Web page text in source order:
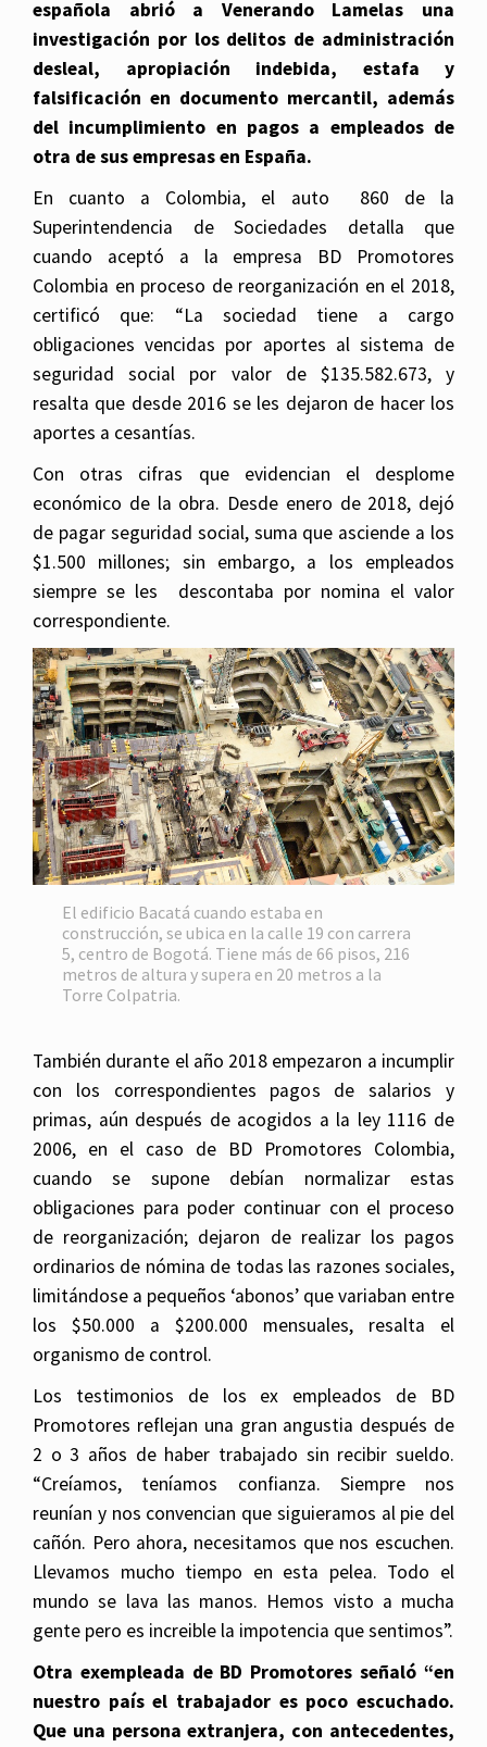
española abrió a Venerando Lamelas una
investigación por los delitos de administración
desleal, apropiación indebida, estafa y
falsificación en documento mercantil, además
del incumplimiento en pagos a empleados de
otra de sus empresas en España.
En cuanto a Colombia, el auto 860 de la
Superintendencia de Sociedades detalla que
cuando aceptó a la empresa BD Promotores
Colombia en proceso de reorganización en el 2018,
certificó que: “La sociedad tiene a cargo
obligaciones vencidas por aportes al sistema de
seguridad social por valor de $135.582.673, y
resalta que desde 2016 se les dejaron de hacer los
aportes a cesantías.
Con otras cifras que evidencian el desplome
económico de la obra. Desde enero de 2018, dejó
de pagar seguridad social, suma que asciende a los
$1.500 millones; sin embargo, a los empleados
siempre se les descontaba por nomina el valor
correspondiente.
El edificio Bacatá cuando estaba en
construcción, se ubica en la calle 19 con carrera
5, centro de Bogotá. Tiene más de 66 pisos, 216
metros de altura y supera en 20 metros a la
Torre Colpatria.
También durante el año 2018 empezaron a incumplir
con los correspondientes pagos de salarios y
primas, aún después de acogidos a la ley 1116 de
2006, en el caso de BD Promotores Colombia,
cuando se supone debían normalizar estas
obligaciones para poder continuar con el proceso
de reorganización; dejaron de realizar los pagos
ordinarios de nómina de todas las razones sociales,
limitándose a pequeños ‘abonos’ que variaban entre
los $50.000 a $200.000 mensuales, resalta el
organismo de control.
Los testimonios de los ex empleados de BD
Promotores reflejan una gran angustia después de
2 o 3 años de haber trabajado sin recibir sueldo.
“Creíamos, teníamos confianza. Siempre nos
reunían y nos convencian que siguieramos al pie del
cañón. Pero ahora, necesitamos que nos escuchen.
Llevamos mucho tiempo en esta pelea. Todo el
mundo se lava las manos. Hemos visto a mucha
gente pero es increible la impotencia que sentimos”.
Otra exempleada de BD Promotores señaló “en
nuestro país el trabajador es poco escuchado.
Que una persona extranjera, con antecedentes,